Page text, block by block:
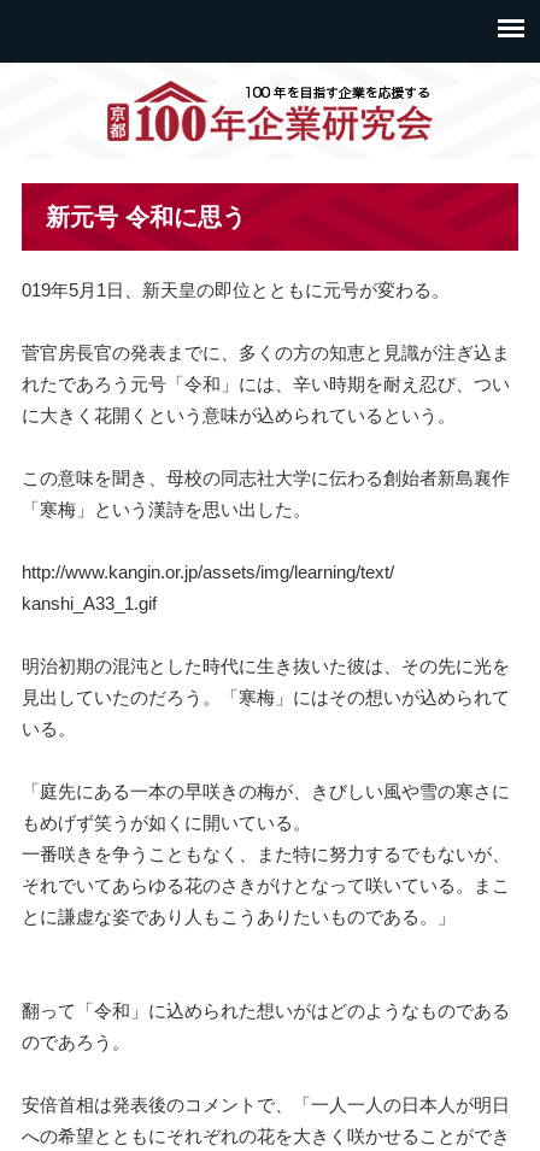
新元号 令和に思う
019年5月1日、新天皇の即位とともに元号が変わる。
菅官房長官の発表までに、 多くの方の知恵と見識が注ぎ込ま
れたであろう元号「令和」には、 辛い時期を耐え忍び、 つい
に大きく花開くという意味が込められているという。
この意味を聞き、母校の同志社大学に伝わる創始者新島襄作
「寒梅」という漢詩を思い出した。
http://www.kangin.or.jp/assets/img/learning/text/
kanshi_A33_1.gif
明治初期の混沌とした時代に生き抜いた彼は、 その先に光を
見出していたのだろう。「寒梅」 にはその想いが込められて
いる。
「庭先にある一本の早咲きの梅が、
きびしい風や雪の寒さに
もめげず笑うが如くに開いている。
一番咲きを争うこともなく、また特に努力するでもないが、
それでいてあらゆる花のさきがけとなって咲いている。
まこ
とに謙虚な姿であり人もこうありたいものである。」
翻って「令和」 に込められた想いがはどのようなものである
のであろう。
安倍首相は発表後のコメントで、「一人一人の日本人が明日
への希望とともにそれぞれの花を大きく咲かせることができ